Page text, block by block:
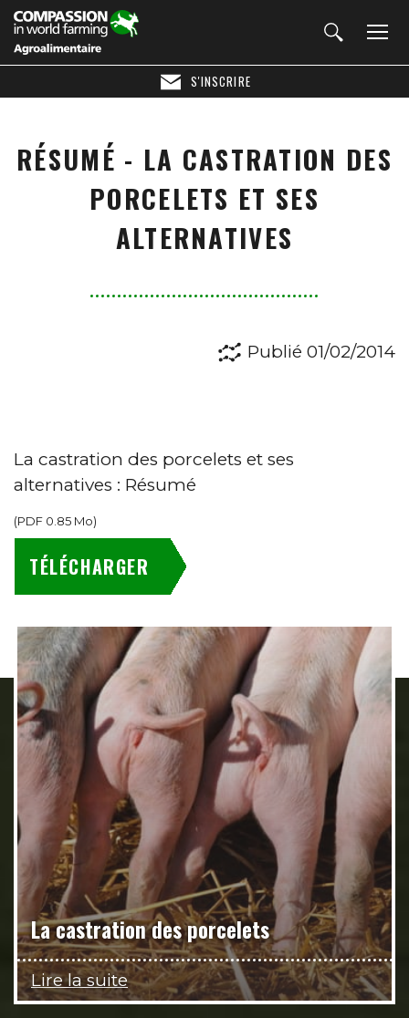
S'INSCRIRE
RÉSUMÉ - LA CASTRATION DES
PORCELETS ET SES
ALTERNATIVES
Publié 01/02/2014
La castration des porcelets et ses
alternatives : Résumé
(PDF 0.85 Mo)
TÉLÉCHARGER
La castration des porcelets
Lire la suite